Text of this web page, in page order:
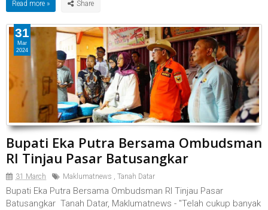
Read more »
Bupati Eka Putra Bersama Ombudsman
RI Tinjau Pasar Batusangkar
31 March Maklumatnews , Tanah Datar
Bupati Eka Putra Bersama Ombudsman RI Tinjau Pasar
Batusangkar Tanah Datar, Maklumatnews - "Telah cukup banyak
31
Mar
2024